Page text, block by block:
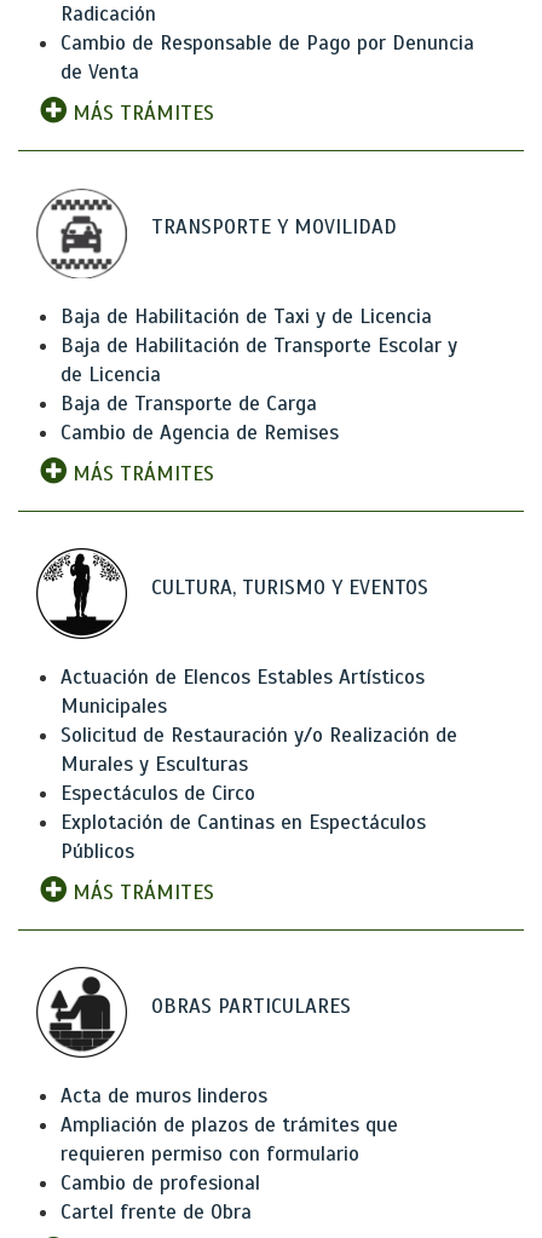
Radicación
Cambio de Responsable de Pago por Denuncia
de Venta
MÁS TRÁMITES
TRANSPORTE Y MOVILIDAD
Baja de Habilitación de Taxi y de Licencia
Baja de Habilitación de Transporte Escolar y
de Licencia
Baja de Transporte de Carga
Cambio de Agencia de Remises
MÁS TRÁMITES
CULTURA, TURISMO Y EVENTOS
Actuación de Elencos Estables Artísticos
Municipales
Solicitud de Restauración y/o Realización de
Murales y Esculturas
Espectáculos de Circo
Explotación de Cantinas en Espectáculos
Públicos
MÁS TRÁMITES
OBRAS PARTICULARES
Acta de muros linderos
Ampliación de plazos de trámites que
requieren permiso con formulario
Cambio de profesional
Cartel frente de Obra